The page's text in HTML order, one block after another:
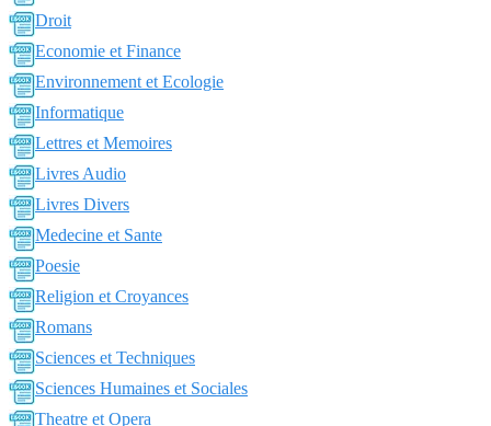
Droit
Economie et Finance
Environnement et Ecologie
Informatique
Lettres et Memoires
Livres Audio
Livres Divers
Medecine et Sante
Poesie
Religion et Croyances
Romans
Sciences et Techniques
Sciences Humaines et Sociales
Theatre et Opera